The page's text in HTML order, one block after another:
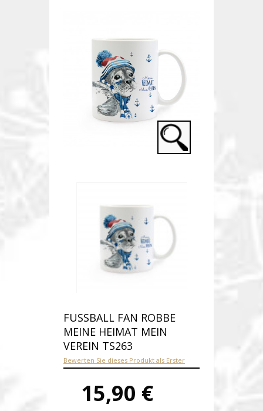
FUSSBALL FAN ROBBE M
EINE HEIMAT MEIN V
EREIN TS263
Bewerten Sie dieses Produkt als Erster
15,90 €